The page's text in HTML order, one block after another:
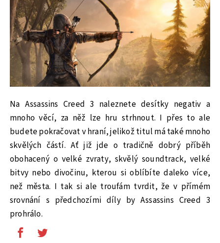
Na Assassins Creed 3 naleznete desítky negativ a
mnoho věcí, za něž lze hru strhnout. I přes to ale
budete pokračovat v hraní, jelikož titul má také mnoho
skvělých částí. Ať již jde o tradičně dobrý příběh
obohacený o velké zvraty, skvělý soundtrack, velké
bitvy nebo divočinu, kterou si oblíbíte daleko více,
než města. I tak si ale troufám tvrdit, že v přímém
srovnání s předchozími díly by Assassins Creed 3
prohrálo.